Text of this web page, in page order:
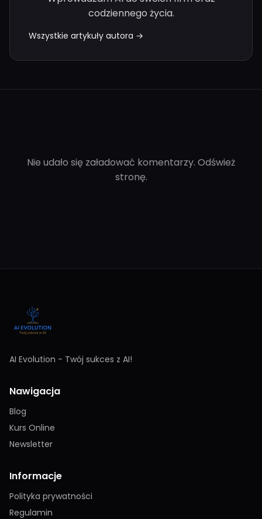
codziennego życia.
Wszystkie artykuły autora →
Nie udało się załadować komentarzy. Odśwież
stronę.
AI Evolution - Twój sukces z AI!
Nawigacja
Blog
Kurs Online
Newsletter
Informacje
Polityka prywatności
Regulamin